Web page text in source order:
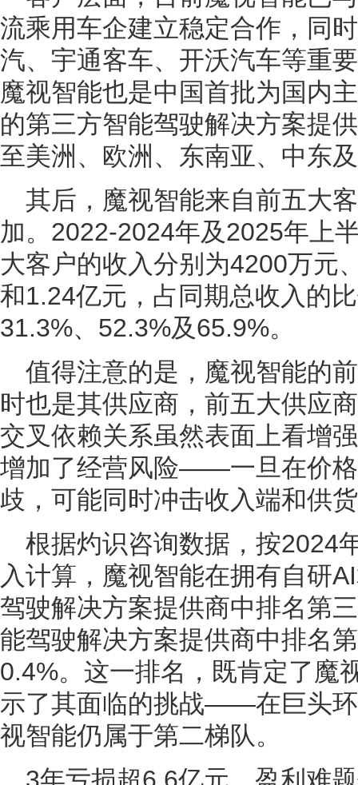
流乘用车企建立稳定合作，同
汽、宇通客车、开沃汽车等重
魔视智能也是中国首批为国内
的第三方智能驾驶解决方案提
至美洲、欧洲、东南亚、中东
其后，魔视智能来自前五大
加。2022-2024年及2025年上
大客户的收入分别为4200万元
和1.24亿元，占同期总收入的
31.3%、52.3%及65.9%。
值得注意的是，魔视智能的
时也是其供应商，前五大供应
交叉依赖关系虽然表面上看增
增加了经营风险——一旦在价
歧，可能同时冲击收入端和供
根据灼识咨询数据，按2024
入计算，魔视智能在拥有自研
驾驶解决方案提供商中排名第
能驾驶解决方案提供商中排名
0.4%。这一排名，既肯定了魔
示了其面临的挑战——在巨头
视智能仍属于第二梯队。